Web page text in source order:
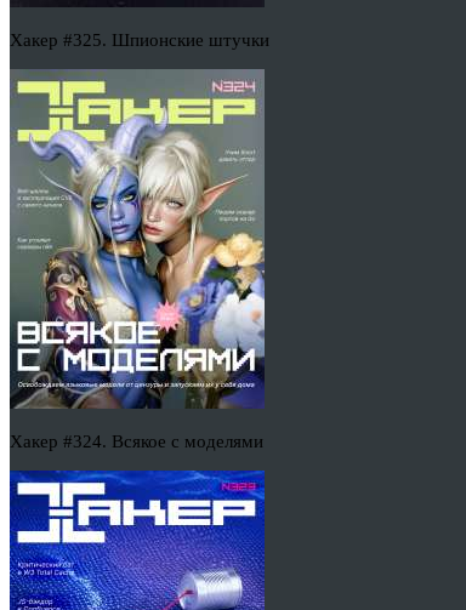
Хакер #325. Шпионские штучки
Хакер #324. Всякое с моделями